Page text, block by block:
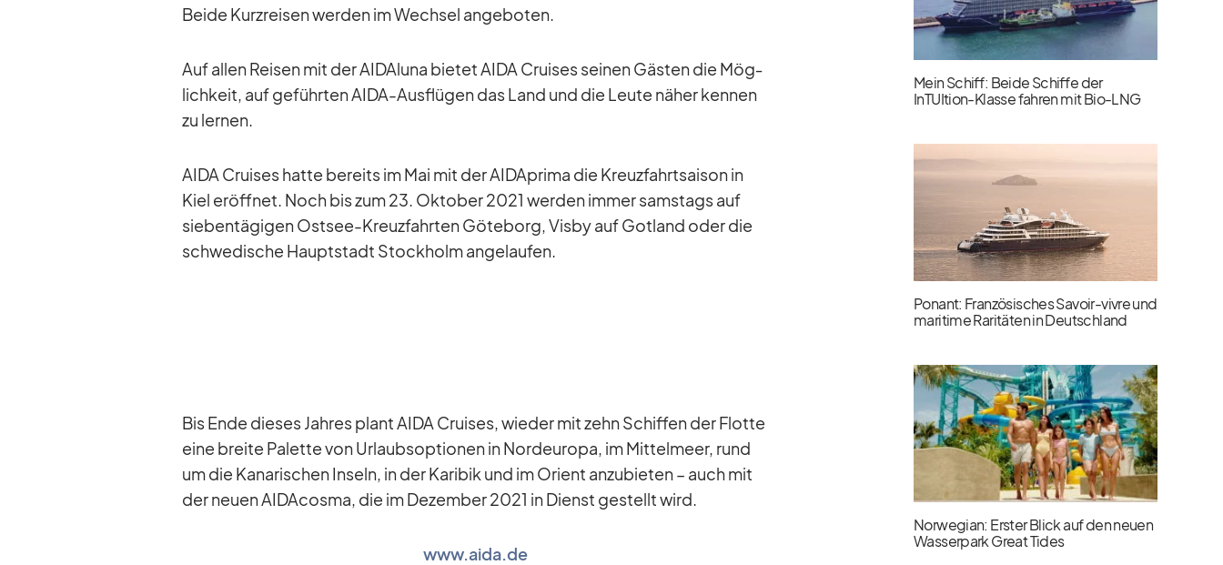
Beide Kurz­rei­sen wer­den im Wech­sel an­ge­bo­ten.
Auf al­len Rei­sen mit der AI­DAluna bie­tet AIDA Crui­ses sei­nen Gäs­ten die Mög­
lich­keit, auf ge­führ­ten AIDA-Aus­flü­gen das Land und die Leute nä­her ken­nen
zu ler­nen.
AIDA Crui­ses hatte be­reits im Mai mit der AID­A­prima die Kreuz­fahrt­sai­son in
Kiel er­öff­net. Noch bis zum 23. Ok­to­ber 2021 wer­den im­mer sams­tags auf
sie­ben­tä­gi­gen Ost­see-Kreuz­fahr­ten Gö­te­borg, Visby auf Got­land oder die
schwe­di­sche Haupt­stadt Stock­holm an­ge­lau­fen.
Bis Ende die­ses Jah­res plant AIDA Crui­ses, wie­der mit zehn Schif­fen der Flotte
eine breite Pa­lette von Ur­laubs­op­tio­nen in Nord­eu­ropa, im Mit­tel­meer, rund
um die Ka­na­ri­schen In­seln, in der Ka­ri­bik und im Ori­ent an­zu­bie­ten – auch mit
der neuen AI­DA­c­osma, die im De­zem­ber 2021 in Dienst ge­stellt wird.
www.aida.de
Mein Schiff: Beide Schiffe der
InTUItion-Klasse fahren mit Bio-LNG
Ponant: Französisches Savoir-vivre und
maritime Raritäten in Deutschland
Norwegian: Erster Blick auf den neuen
Wasserpark Great Tides